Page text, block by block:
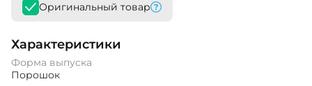
Оригинальный товар
Характеристики
Форма выпуска
Порошок